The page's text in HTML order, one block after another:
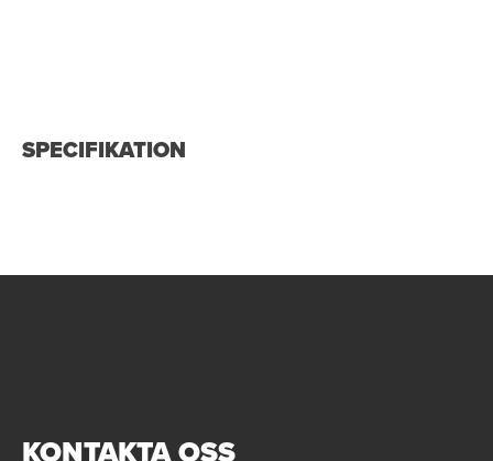
SPECIFIKATION
KONTAKTA OSS